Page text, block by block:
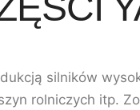
silników
rolniczych itp.